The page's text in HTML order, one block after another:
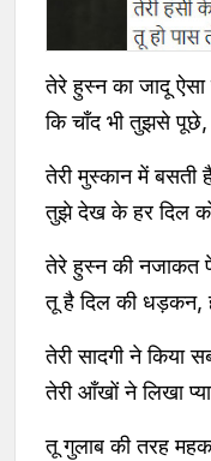
तेरे हुस्न का जादू
कि चाँद भी तुझसे
तेरी मुस्कान में
तुझे देख के हर दिल
तेरे हुस्न की नजाकत
तू है दिल की धड़कन,
तेरी सादगी ने किया
तेरी आँखों ने लिखा
तू गुलाब की तरह